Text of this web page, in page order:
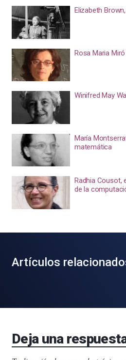
Elizabeth
Rosa Maria
Winifred May
María
matemática
Radhia Cousot,
de la
Artículos
Deja una